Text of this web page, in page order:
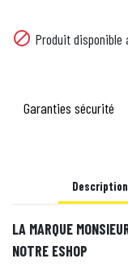
 Produit
Garanties sécurité
Description
LA MARQUE
NOTRE ESHOP